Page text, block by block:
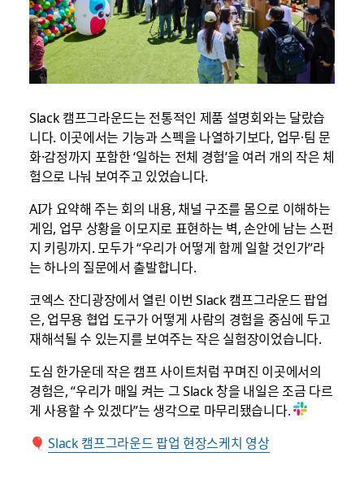
Slack 캠프그라운드는 전통적인 제품 설명회와는 달랐습
니다. 이곳에서는 기능과 스펙을 나열하기보다, 업무·팀 문
화·감정까지 포함한 ‘일하는 전체 경험’을 여러 개의 작은 체
험으로 나눠 보여주고 있었습니다.
AI가 요약해 주는 회의 내용, 채널 구조를 몸으로 이해하는
게임, 업무 상황을 이모지로 표현하는 벽, 손안에 남는 스펀
지 키링까지. 모두가 “우리가 어떻게 함께 일할 것인가”라
는 하나의 질문에서 출발합니다.
코엑스 잔디광장에서 열린 이번 Slack 캠프그라운드 팝업
은, 업무용 협업 도구가 어떻게 사람의 경험을 중심에 두고
재해석될 수 있는지를 보여주는 작은 실험장이었습니다.
도심 한가운데 작은 캠프 사이트처럼 꾸며진 이곳에서의
경험은, “우리가 매일 켜는 그 Slack 창을 내일은 조금 다르
게 사용할 수 있겠다”는 생각으로 마무리됐습니다.
🎈Slack 캠프그라운드 팝업 현장스케치 영상